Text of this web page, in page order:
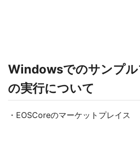
Windowsでのサンプル
の実行について
・EOSCoreのマーケットプレイス